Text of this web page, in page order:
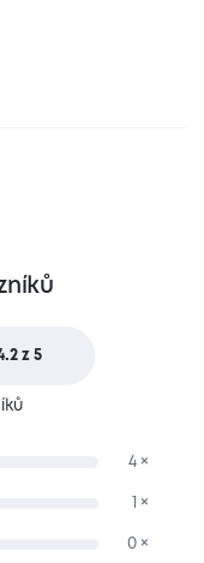
z 5
4 ×
1 ×
0 ×